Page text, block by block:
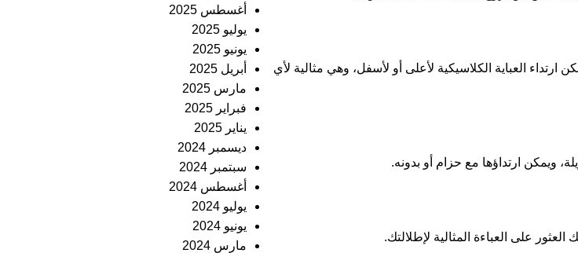
العباية الكلاسيكية لأعلى أو لأسفل، وهي مثالية لأي
ويمكن ارتداؤها مع حزام أو بدونه.
على العباءة المثالية لإطلالتك.
أغسطس 2025
يوليو 2025
يونيو 2025
أبريل 2025
مارس 2025
فبراير 2025
يناير 2025
ديسمبر 2024
سبتمبر 2024
أغسطس 2024
يوليو 2024
يونيو 2024
مارس 2024